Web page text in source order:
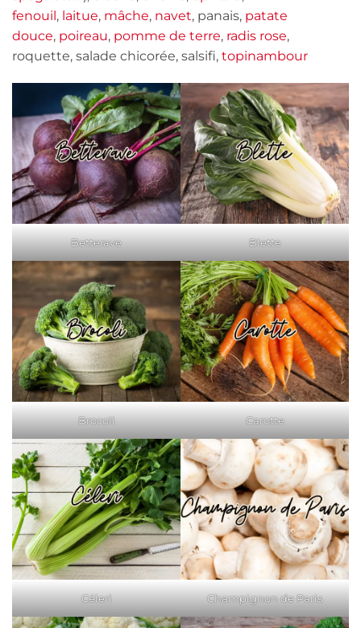
fenouil, laitue, mâche, navet, panais, patate
douce, poireau, pomme de terre, radis rose,
roquette, salade chicorée, salsifi, topinambour
Betterave Blette
Brocoli Carotte
Céleri Champignon de Paris